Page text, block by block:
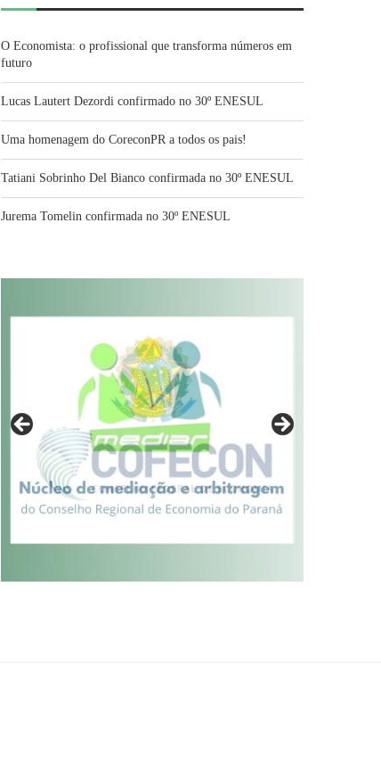
O Economista: o profissional que transforma números em
futuro
Lucas Lautert Dezordi confirmado no 30º ENESUL
Uma homenagem do CoreconPR a todos os pais!
Tatiani Sobrinho Del Bianco confirmada no 30º ENESUL
Jurema Tomelin confirmada no 30º ENESUL